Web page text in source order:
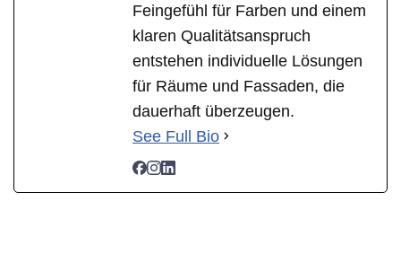
Feingefühl für Farben und einem
klaren Qualitätsanspruch
entstehen individuelle Lösungen
für Räume und Fassaden, die
dauerhaft überzeugen.
See Full Bio